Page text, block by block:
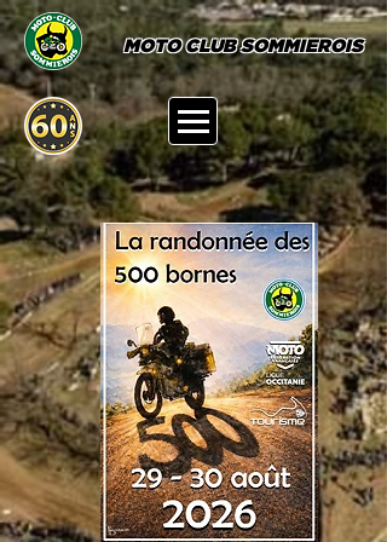
MOTO CLUB SOMMIEROIS
NOS PROCHAINS RENDEZ-VOUS